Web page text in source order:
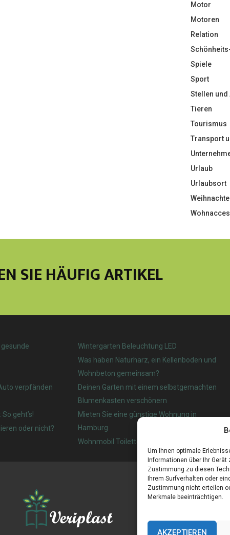
Um Ihnen optimale
Informationen über Ihr
Zustimmung zu diesen
Ihrem Surfverhalten oder
Zustimmung nicht erteilen
Merkmale beeinträchtigen.
AKZEPTIEREN
Motor
Motoren
Relation
Spiele
Sport
Stellen
Tieren
Tourismus
Transport
Urlaub
Urlaubsort
SIE HÄUFIG ARTIKEL
verpfänden
geht’s!
oder nicht?
Wintergarten Beleuchtung LED
Was haben Naturharz, ein Kellenboden und
Wohnbeton gemeinsam?
Deinen Garten mit einem selbstgemachten
Blumenkasten verschönern
Mieten Sie eine günstige Wohnung in
Hamburg
Wohnmobil Toilette: Welches ist das beste?